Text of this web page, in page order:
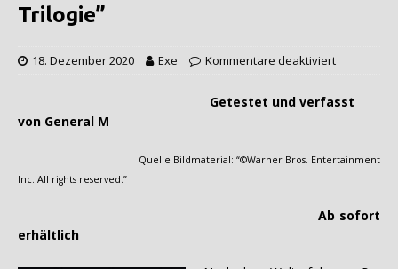
Trilogie”
18. Dezember 2020 Exe Kommentare deaktiviert
Getestet und verfasst
von General M
Quelle Bildmaterial: “©Warner Bros. Entertainment
Inc. All rights reserved.”
Ab sofort
erhältlich